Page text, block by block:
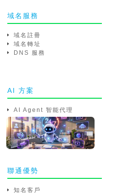
域名服務
域名註冊
域名轉址
DNS 服務
AI 方案
AI Agent 智能代理
聯通優勢
知名客戶